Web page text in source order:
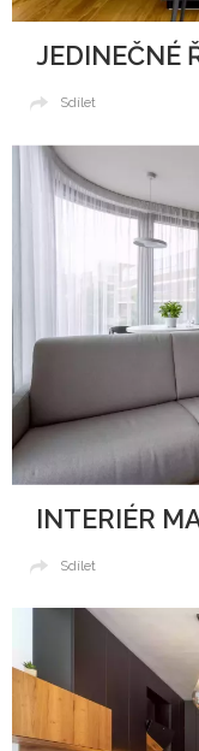
JEDINEČNÉ
Sdílet
INTERIÉR
Sdílet